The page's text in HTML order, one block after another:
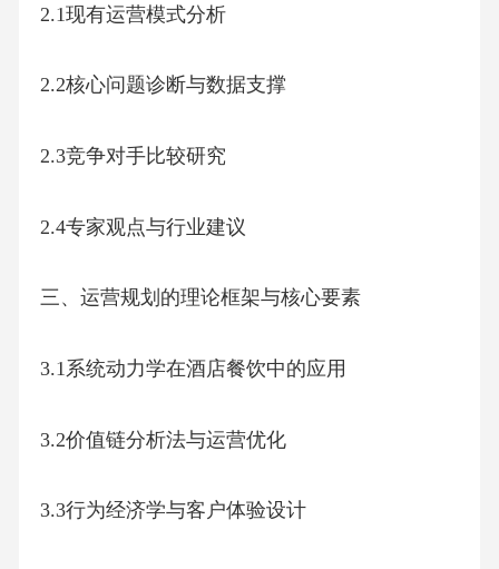
2.1现有运营模式分析
2.2核心问题诊断与数据支撑
2.3竞争对手比较研究
2.4专家观点与行业建议
三、运营规划的理论框架与核心要素
3.1系统动力学在酒店餐饮中的应用
3.2价值链分析法与运营优化
3.3行为经济学与客户体验设计